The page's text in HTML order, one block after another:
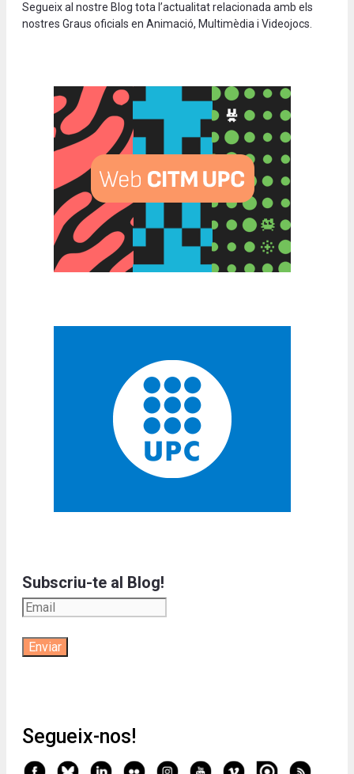
Segueix al nostre Blog tota l’actualitat relacionada amb els
nostres Graus oficials en Animació, Multimèdia i Videojocs.
Subscriu-te al Blog!
Segueix-nos!